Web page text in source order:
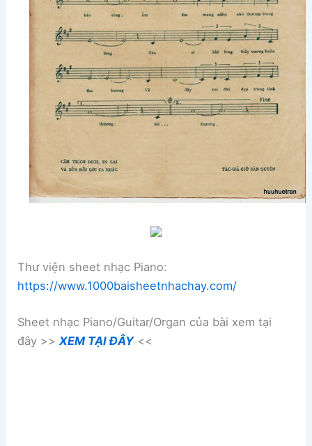
Thư viện sheet nhạc Piano:
https://www.1000baisheetnhachay.com/
Sheet nhạc Piano/Guitar/Organ của bài xem tại
đây >>XEM TẠI ĐÂY<<